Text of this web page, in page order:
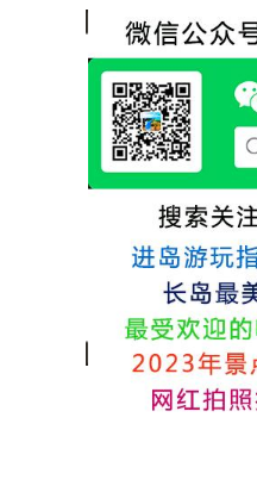
热
点
很
的
包
各
推
热
点